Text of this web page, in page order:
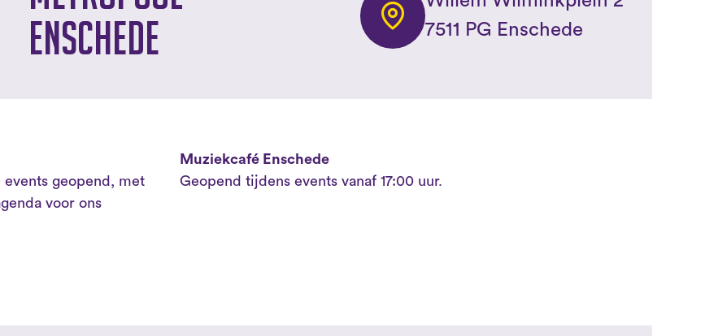
Enschede
7511 PG Enschede
events geopend, met
voor ons
Muziekcafé Enschede
Geopend tijdens events vanaf 17:00 uur.